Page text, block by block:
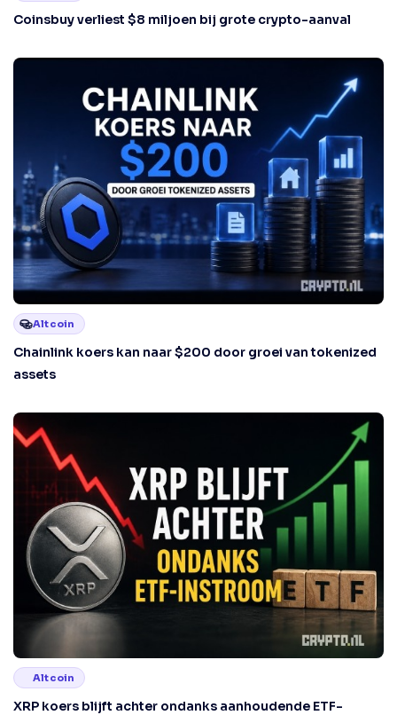
Coinsbuy verliest $8 miljoen bij grote crypto-aanval
Altcoin
Chainlink koers kan naar $200 door groei van tokenized
assets
Altcoin
XRP koers blijft achter ondanks aanhoudende ETF-